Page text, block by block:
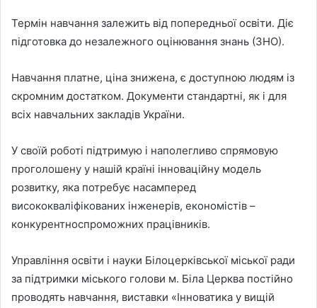
Термін навчання залежить від попередньої освіти. Діє
підготовка до незалежного оцінювання знань (ЗНО).
Навчання платне, ціна знижена, є доступною людям із
скромним достатком. Документи стандартні, як і для
всіх навчальних закладів України.
У своїй роботі підтримую і наполегливо спрямовую
проголошену у нашій країні інноваційну модель
розвитку, яка потребує насамперед
висококваліфікованих інженерів, економістів –
конкурентноспроможних працівників.
Управління освіти і науки Білоцерківської міської ради
за підтримки міського голови м. Біла Церква постійно
проводять навчання, виставки «Інноватика у вищій